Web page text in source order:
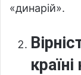
«динарій».